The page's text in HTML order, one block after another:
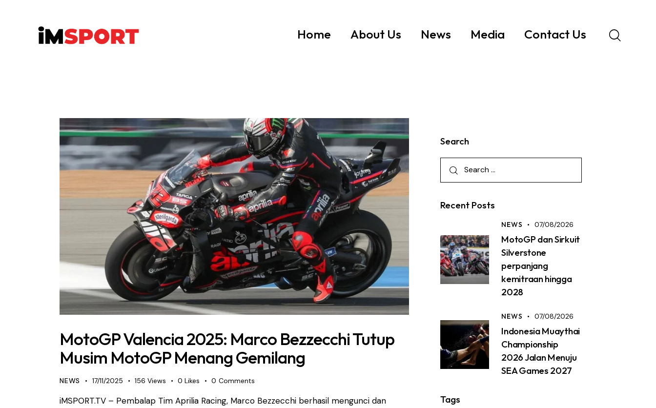
Home About Us News Media Contact Us
MotoGP Valencia 2025: Marco Bezzecchi Tutup
Musim MotoGP Menang Gemilang
NEWS 17/11/2025 156 Views 0 Likes 0 Comments
iMSPORT.TV – Pembalap Tim Aprilia Racing, Marco Bezzecchi berhasil mengunci dan
Search
Recent Posts
NEWS 07/08/2026
MotoGP dan Sirkuit
Silverstone
perpanjang
kemitraan hingga
2028
NEWS 07/08/2026
Indonesia Muaythai
Championship
2026 Jalan Menuju
SEA Games 2027
Tags